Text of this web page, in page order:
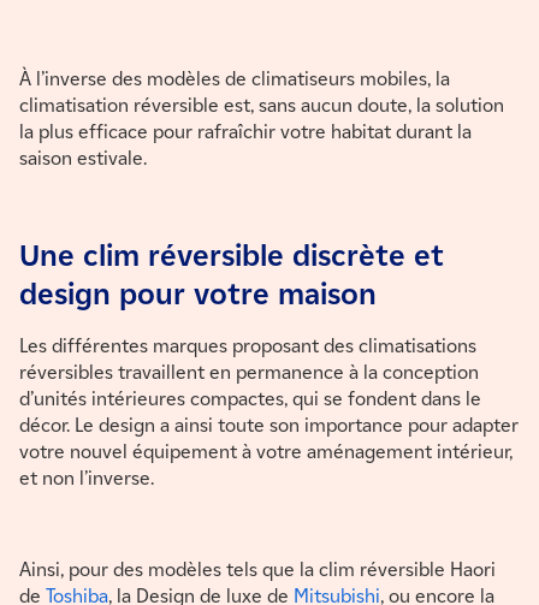
À l’inverse des modèles de climatiseurs mobiles, la
climatisation réversible est, sans aucun doute, la solution
la plus efficace pour rafraîchir votre habitat durant la
saison estivale.
Une clim réversible discrète et
design pour votre maison
Les différentes marques proposant des climatisations
réversibles travaillent en permanence à la conception
d’unités intérieures compactes, qui se fondent dans le
décor. Le design a ainsi toute son importance pour adapter
votre nouvel équipement à votre aménagement intérieur,
et non l’inverse.
Ainsi, pour des modèles tels que la clim réversible Haori
de Toshiba, la Design de luxe de Mitsubishi, ou encore la